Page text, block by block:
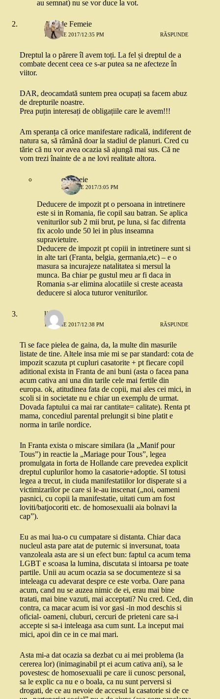
au semnat) nu se vor duce la vot.
Adn de Femeie
14 IUNIE 2017/12:35 PM RĂSPUNDE
Dreptul la o părere îl avem toți. La fel și dreptul de a
combate decent ceea ce s-ar putea sa ne afecteze în
viitor.
DAR, deocamdată suntem prea ocupați sa facem abuz
de drepturile noastre.
Prea puțin interesați de obligațiile care le avem!!!
Am speranța că orice manifestare radicală, indiferent de
natura sa, să rămână doar la stadiul de planuri. Cred cu
tărie că nu vor avea ocazia să ajungă mai sus. Că ne
vom trezi înainte de a ne lovi realitate altora.
o femeie
26 IUNIE 2017/3:05 PM
Deducere de impozit pt o persoana in intretinere
este si in Romania, fie copil sau batran. Se aplica
veniturilor sub 2 mii brut, pe luna, si fac difrenta
fix acolo unde 50 lei in plus inseamna
supravietuire.
Deducere de impozit pt copiii in intretinere sunt si
in alte tari (Franta, belgia, germania,etc) – e o
masura sa incurajeze natalitatea si mersul la
munca. Ba chiar pe gustul meu ar fi daca in
Romania s-ar elimina alocatiile si creste aceasta
deducere si aloca tuturor veniturilor.
little
14 IUNIE 2017/12:38 PM RĂSPUNDE
Ti se face pielea de gaina, da, la multe din masurile
listate de tine. Altele insa mie mi se par standard: cota de
impozit scazuta pt cupluri casatorite + pt fiecare copil
aditional exista in Franta de ani buni (asta o facea pana
acum cativa ani una din tarile cele mai fertile din
europa. ok, atitudinea fata de copii, mai ales cei mici, in
scoli si in societate nu e chiar un exemplu de urmat.
Dovada faptului ca mai rar cantitate= calitate). Renta pt
mama, concediul parental prelungit si bine platit e
norma in tarile nordice.
In Franta exista o miscare similara (la „Manif pour
Tous”) in reactie la „Mariage pour Tous”, legea
promulgata in forta de Hollande care prevedea explicit
dreptul cuplurilor homo la casatorie+adoptie. SI totusi
legea a trecut, in ciuda manifestatiilor lor disperate si a
victimizarilor pe care si le-au inscenat („noi, oameni
pasnici, cu copii la manifestatie, uitati cum am fost
loviti/batjocoriti etc. de homosexualii aia bolnavi la
cap”).
Eu as mai lua-o cu cumpatare si distanta. Chiar daca
nucleul asta pare atat de puternic si inversunat, toata
vanzoleala asta are si un efect bun: faptul ca acum tema
LGBT e scoasa la lumina, discutata si intoarsa pe toate
partile. Unii au acum ocazia sa se documenteze si sa
inteleaga cu adevarat despre ce este vorba. Oare pana
acum, cand nu se auzea nimic de ei, erau mai bine
tratati, mai bine vazuti, mai acceptati? Nu cred. Ced, din
contra, ca macar acum isi vor gasi -in mod deschis si
oficial- oameni, cluburi, cercuri de prieteni care sa-i
accepte si sa-i inteleaga asa cum sunt. La inceput mai
mici, apoi din ce in ce mai mari.
Asta mi-a dat ocazia sa dezbat cu ai mei problema (la
cererea lor) (inimaginabil pt ei acum cativa ani), sa le
povestesc de homosexualii pe care ii cunosc personal,
sa le explic ca nu e o boala, ca nu sunt perversi si
drogati, de ce au nevoie de accesul la casatorie si de ce